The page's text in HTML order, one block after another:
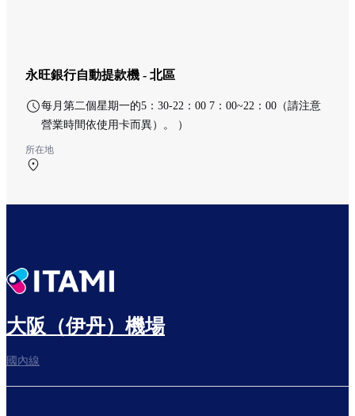
永旺銀行自動提款機 - 北區
每月第二個星期一的5：30-22：00 7：00~22：00（請注意
營業時間依使用卡而異）。 ）
所在地
大阪（伊丹）機場
國內線